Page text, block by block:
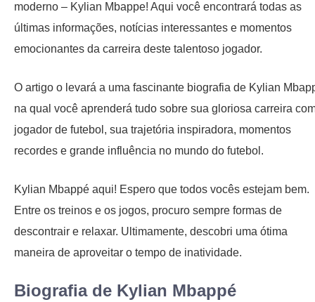
moderno – Kylian Mbappe! Aqui você encontrará todas as
últimas informações, notícias interessantes e momentos
emocionantes da carreira deste talentoso jogador.
O artigo o levará a uma fascinante biografia de Kylian
na qual você aprenderá tudo sobre sua gloriosa carreira
jogador de futebol, sua trajetória inspiradora, momentos
recordes e grande influência no mundo do futebol.
Kylian Mbappé aqui! Espero que todos vocês estejam bem.
Entre os treinos e os jogos, procuro sempre formas de
descontrair e relaxar. Ultimamente, descobri uma ótima
maneira de aproveitar o tempo de inatividade.
Biografia de Kylian Mbappé